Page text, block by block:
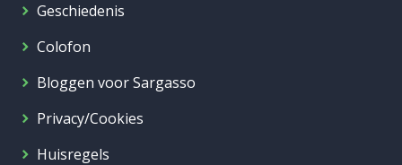
Geschiedenis
Colofon
Bloggen voor Sargasso
Privacy/Cookies
Huisregels